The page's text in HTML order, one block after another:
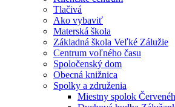
Tlačivá
Ako vybaviť
Materská škola
Základná škola Veľké Zálužie
Centrum voľného času
Spoločenský dom
Obecná knižnica
Spolky a združenia
Miestny spolok